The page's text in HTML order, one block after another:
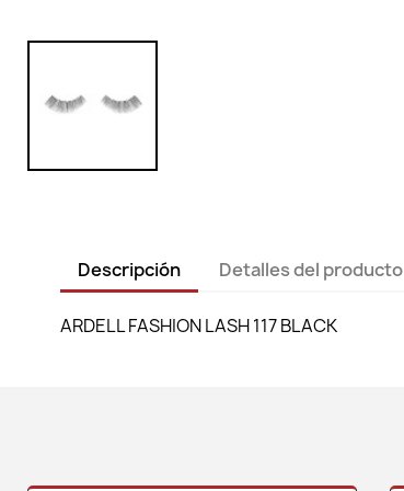
Descripción Detalles del producto
ARDELL FASHION LASH 117 BLACK